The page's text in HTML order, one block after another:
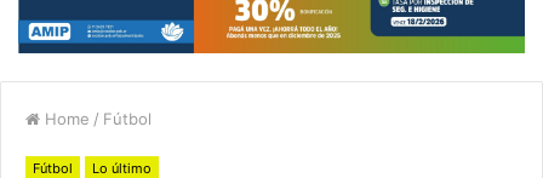
Home / Fútbol
Fútbol Lo último